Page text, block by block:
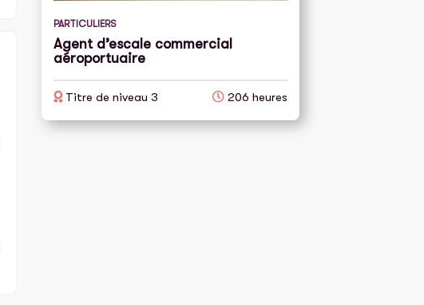
PARTICULIERS
Agent d’escale commercial
aéroportuaire
Titre de niveau 3 206 heures